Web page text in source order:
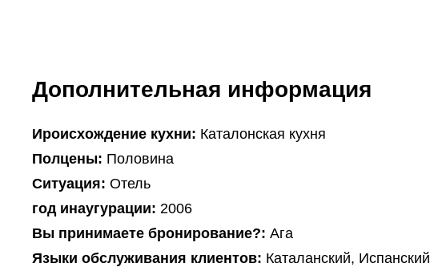
Дополнительная информация
Ироисхождение кухни: Каталонская кухня
Полцены: Половина
Ситуация: Отель
год инаугурации: 2006
Вы принимаете бронирование?: Ага
Языки обслуживания клиентов: Каталанский, Испанский